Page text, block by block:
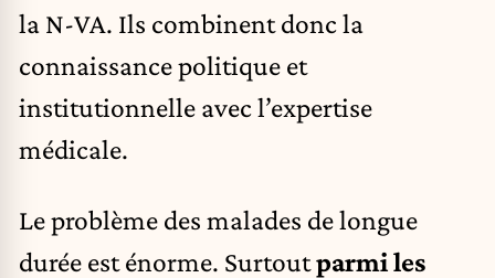
la N-VA. Ils combinent donc la
connaissance politique et
institutionnelle avec l’expertise
médicale.
Le problème des malades de longue
durée est énorme. Surtoutparmi les